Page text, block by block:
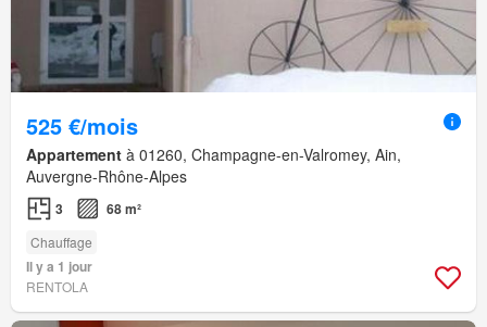
525 €/mois
Appartement à 01260, Champagne-en-Valromey, Ain,
Auvergne-Rhône-Alpes
3 68 m²
Chauffage
Il y a 1 jour
RENTOLA